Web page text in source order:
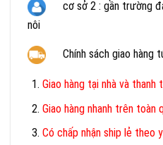
cơ sở 2 : gần trường
nôi
Chính sách giao hàng
Giao hàng tại nhà và thanh
Giao hàng nhanh trên toàn
Có chấp nhận ship lẻ theo